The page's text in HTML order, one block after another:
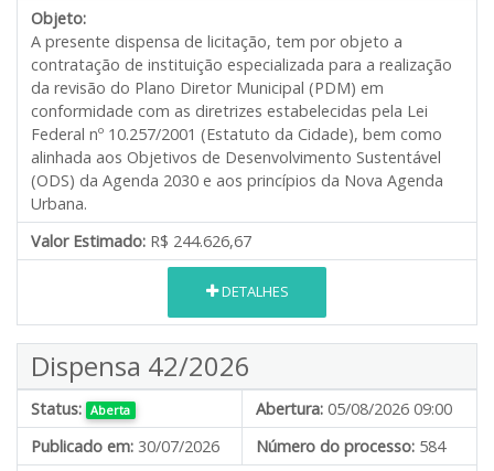
Objeto:
A presente dispensa de licitação, tem por objeto a
contratação de instituição especializada para a realização
da revisão do Plano Diretor Municipal (PDM) em
conformidade com as diretrizes estabelecidas pela Lei
Federal nº 10.257/2001 (Estatuto da Cidade), bem como
alinhada aos Objetivos de Desenvolvimento Sustentável
(ODS) da Agenda 2030 e aos princípios da Nova Agenda
Urbana.
Valor Estimado: R$ 244.626,67
DETALHES
Dispensa 42/2026
Status: Aberta Abertura: 05/08/2026 09:00
Publicado em: 30/07/2026 Número do processo: 584